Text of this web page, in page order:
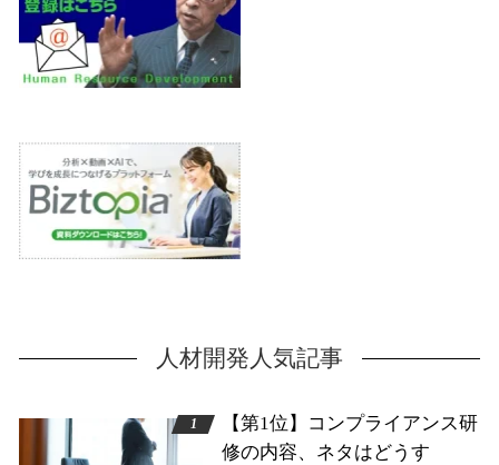
人材開発人気記事
【第1位】コンプライアンス研
修の内容、ネタはどうす